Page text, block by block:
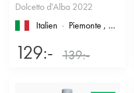
Dolcetto d'Alba 2022
Italien
Piemonte , Dolcetto d'Alba
129:- 139:-